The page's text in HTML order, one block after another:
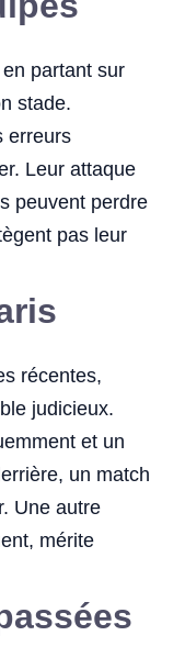
partant sur
stade.
erreurs
Leur attaque
peuvent perdre
pas leur
récentes,
judicieux.
et un
un match
Une autre
mérite